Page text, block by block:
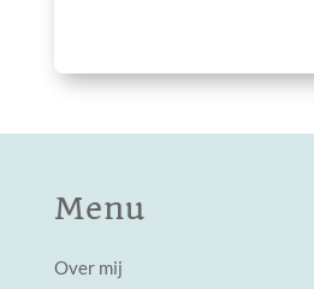
Menu
Over mij